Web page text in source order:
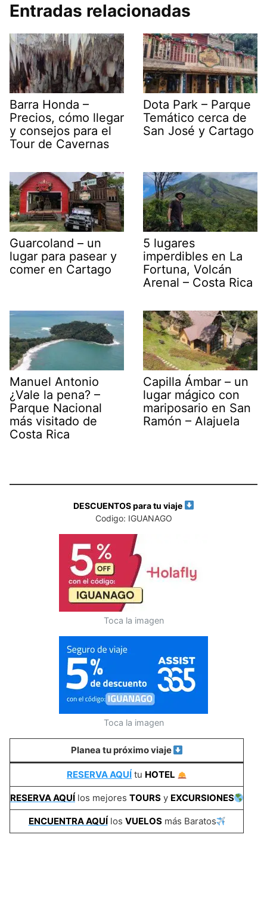
Entradas relacionadas
Barra Honda –
Precios, cómo llegar
y consejos para el
Tour de Cavernas
Dota Park – Parque
Temático cerca de
San José y Cartago
Guarcoland – un
lugar para pasear y
comer en Cartago
5 lugares
imperdibles en La
Fortuna, Volcán
Arenal – Costa Rica
Manuel Antonio
¿Vale la pena? –
Parque Nacional
más visitado de
Costa Rica
Capilla Ámbar – un
lugar mágico con
mariposario en San
Ramón – Alajuela
DESCUENTOS para tu viaje
Codigo: IGUANAGO
Toca la imagen
Toca la imagen
Planea tu próximo viaje
RESERVA AQUÍ tu HOTEL
RESERVA AQUÍ los mejores TOURS y EXCURSIONES
ENCUENTRA AQUÍlos VUELOSmás Baratos